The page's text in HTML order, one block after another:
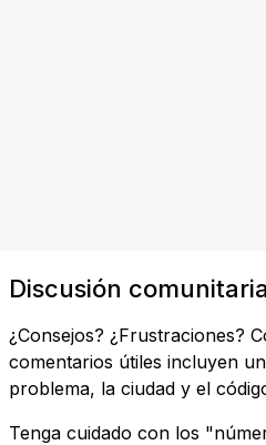
Discusión comunitaria
¿Consejos? ¿Frustraciones?
comentarios útiles incluyen
problema, la ciudad y el
Tenga cuidado con los